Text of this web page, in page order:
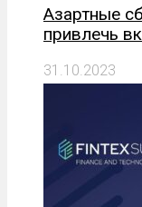
Азартные
привлечь
31.10.2023